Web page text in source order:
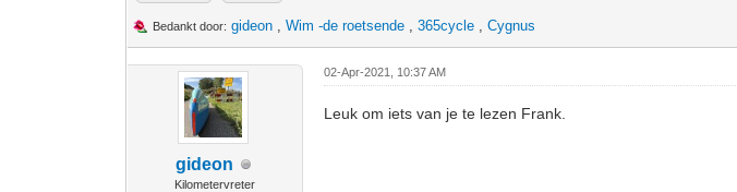
Bedankt door: gideon ,Wim -de roetsende ,365cycle ,Cygnus
gideon
Kilometervreter
02-Apr-2021, 10:37 AM
Leuk om iets van je te lezen Frank.